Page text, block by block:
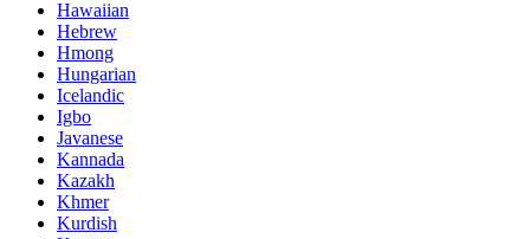
Hawaiian
Hebrew
Hmong
Hungarian
Icelandic
Igbo
Javanese
Kannada
Kazakh
Khmer
Kurdish